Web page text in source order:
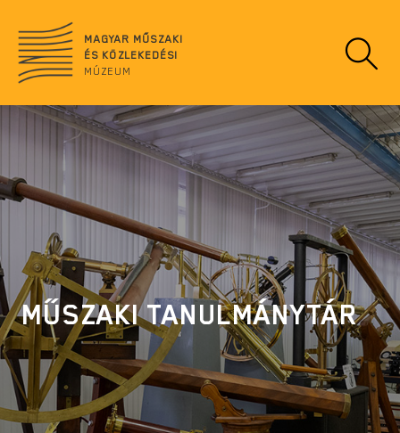
tartalomra
data
MAGYAR MŰSZAKI
ÉS KÖZLEKEDÉSI
MÚZEUM
MŰSZAKI TANULMÁNYTÁR